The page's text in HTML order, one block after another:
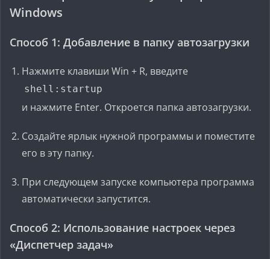
Windows
Способ 1: Добавление в папку автозагрузки
Нажмите клавиши Win + R, введите
shell:startup
и нажмите Enter. Откроется папка автозагрузки.
Создайте ярлык нужной программы и поместите
его в эту папку.
При следующем запуске компьютера программа
автоматически запустится.
Способ 2: Использование настроек через
«Диспетчер задач»